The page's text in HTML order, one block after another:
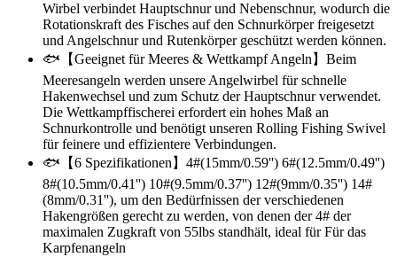
Wirbel verbindet Hauptschnur und Nebenschnur, wodurch die
Rotationskraft des Fisches auf den Schnurkörper freigesetzt
und Angelschnur und Rutenkörper geschützt werden können.
🐟【Geeignet für Meeres & Wettkampf Angeln】Beim
Meeresangeln werden unsere Angelwirbel für schnelle
Hakenwechsel und zum Schutz der Hauptschnur verwendet.
Die Wettkampffischerei erfordert ein hohes Maß an
Schnurkontrolle und benötigt unseren Rolling Fishing Swivel
für feinere und effizientere Verbindungen.
🐟【6 Spezifikationen】4#(15mm/0.59'') 6#(12.5mm/0.49'')
8#(10.5mm/0.41'') 10#(9.5mm/0.37'') 12#(9mm/0.35'') 14#
(8mm/0.31''), um den Bedürfnissen der verschiedenen
Hakengrößen gerecht zu werden, von denen der 4# der
maximalen Zugkraft von 55lbs standhält, ideal für Für das
Karpfenangeln